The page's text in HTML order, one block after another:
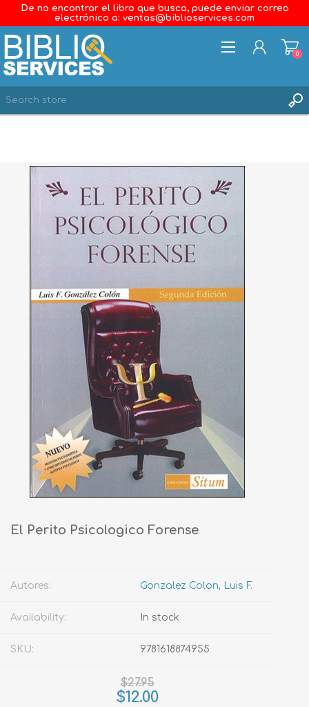
De no encontrar el libro que busca, puede enviar correo
electrónico a: ventas@biblioservices.com
WISHLIST
0
0
El Perito Psicologico Forense
Autores: Gonzalez Colon, Luis F.
Availability: In stock
SKU: 9781618874955
$27.95
$12.00